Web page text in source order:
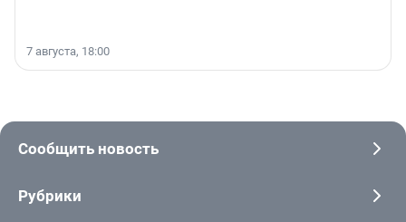
7 августа, 18:00
Сообщить новость
Рубрики